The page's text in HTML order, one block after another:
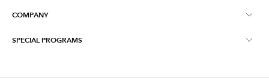
Cosa è il GIS?
COMPANY
Contatti
SPECIAL PROGRAMS